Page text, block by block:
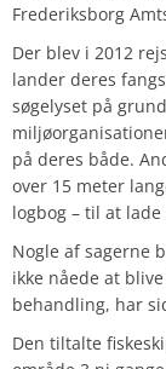
Frederiksborg
Der blev i 2012
lander deres
søgelyset på
på deres både.
over 15 meter
logbog – til at
Nogle af sagerne
ikke nåede at
behandling, har
Den tiltalte